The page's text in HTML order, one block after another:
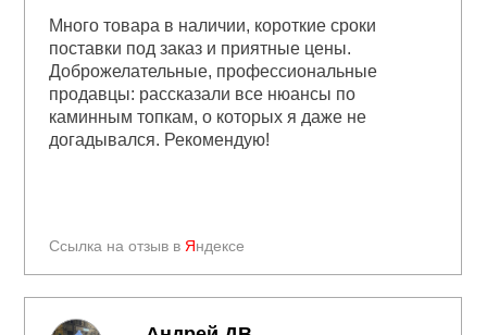
Ссылка на отзыв в Яндексе
Много товара в наличии, короткие сроки
поставки под заказ и приятные цены.
Доброжелательные, профессиональные
продавцы: рассказали все нюансы по
каминным топкам, о которых я даже не
догадывался. Рекомендую!